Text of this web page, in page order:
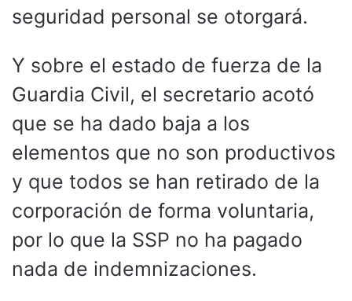
seguridad personal se otorgará.
Y sobre el estado de fuerza de la
Guardia Civil, el secretario acotó
que se ha dado baja a los
elementos que no son productivos
y que todos se han retirado de la
corporación de forma voluntaria,
por lo que la SSP no ha pagado
nada de indemnizaciones.